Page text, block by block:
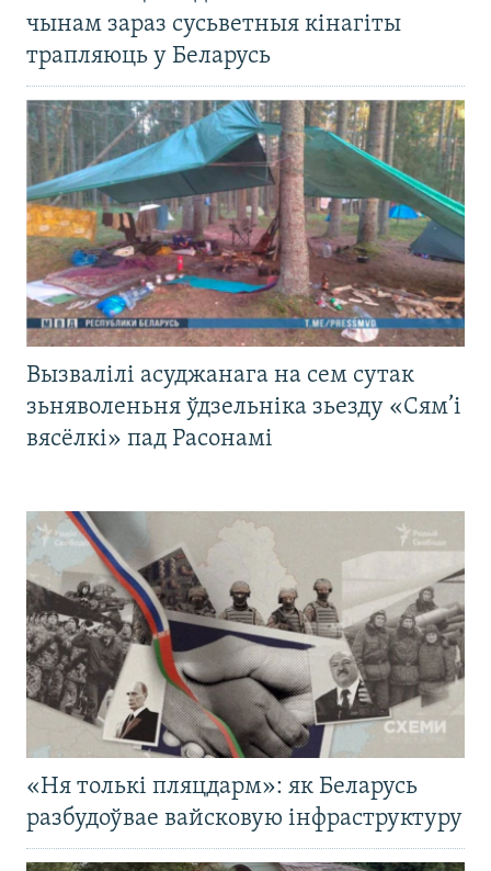
чынам зараз сусьветныя кінагіты
трапляюць у Беларусь
Вызвалілі асуджанага на сем сутак
зьняволеньня ўдзельніка зьезду «Сям’і
вясёлкі» пад Расонамі
«Ня толькі пляцдарм»: як Беларусь
разбудоўвае вайсковую інфраструктуру